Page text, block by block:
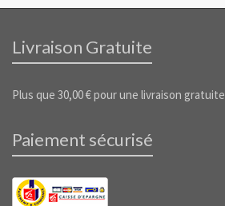
Livraison Gratuite
Plus que 30,00€pour une livraison gratuite
Paiement sécurisé